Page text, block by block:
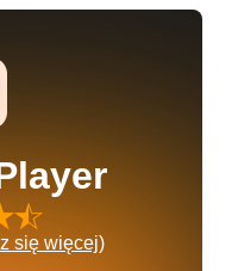
się więcej)